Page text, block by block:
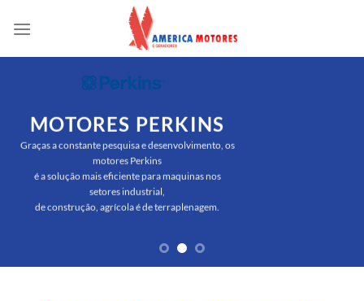
MOTORES PERKINS
Graças a constante pesquisa e desenvolvimento, os
motores Perkins
é a solução mais eficiente para maquinas nos
setores industrial,
de construção, agrícola é de terraplenagem.